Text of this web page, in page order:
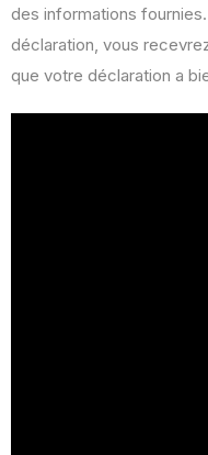
des informations
déclaration, vous
que votre déclaration a